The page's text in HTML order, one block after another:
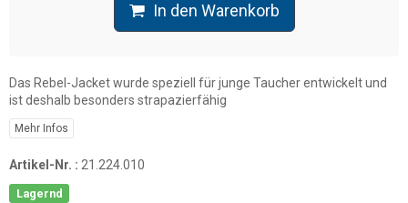
In den Warenkorb
Das Rebel-Jacket wurde speziell für junge Taucher entwickelt und
ist deshalb besonders strapazierfähig
Mehr Infos
Artikel-Nr. : 21.224.010
Lagernd